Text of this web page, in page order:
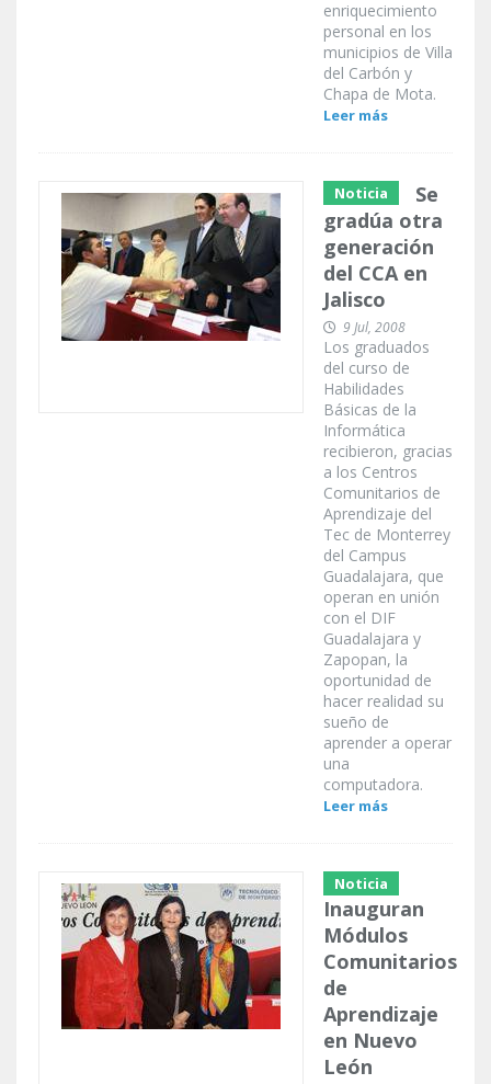
enriquecimiento
personal en los
municipios de Villa
del Carbón y
Chapa de Mota.
Leer más
Noticia
Se
gradúa otra
generación
del CCA en
Jalisco
9 Jul, 2008
Los graduados
del curso de
Habilidades
Básicas de la
Informática
recibieron, gracias
a los Centros
Comunitarios de
Aprendizaje del
Tec de Monterrey
del Campus
Guadalajara, que
operan en unión
con el DIF
Guadalajara y
Zapopan, la
oportunidad de
hacer realidad su
sueño de
aprender a operar
una
computadora.
Leer más
Noticia
Inauguran
Módulos
Comunitarios
de
Aprendizaje
en Nuevo
León